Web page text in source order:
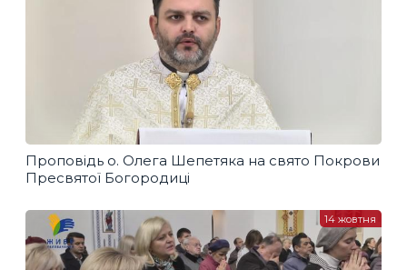
Проповідь о. Олега Шепетяка на свято Покрови
Пресвятої Богородиці
14 жовтня